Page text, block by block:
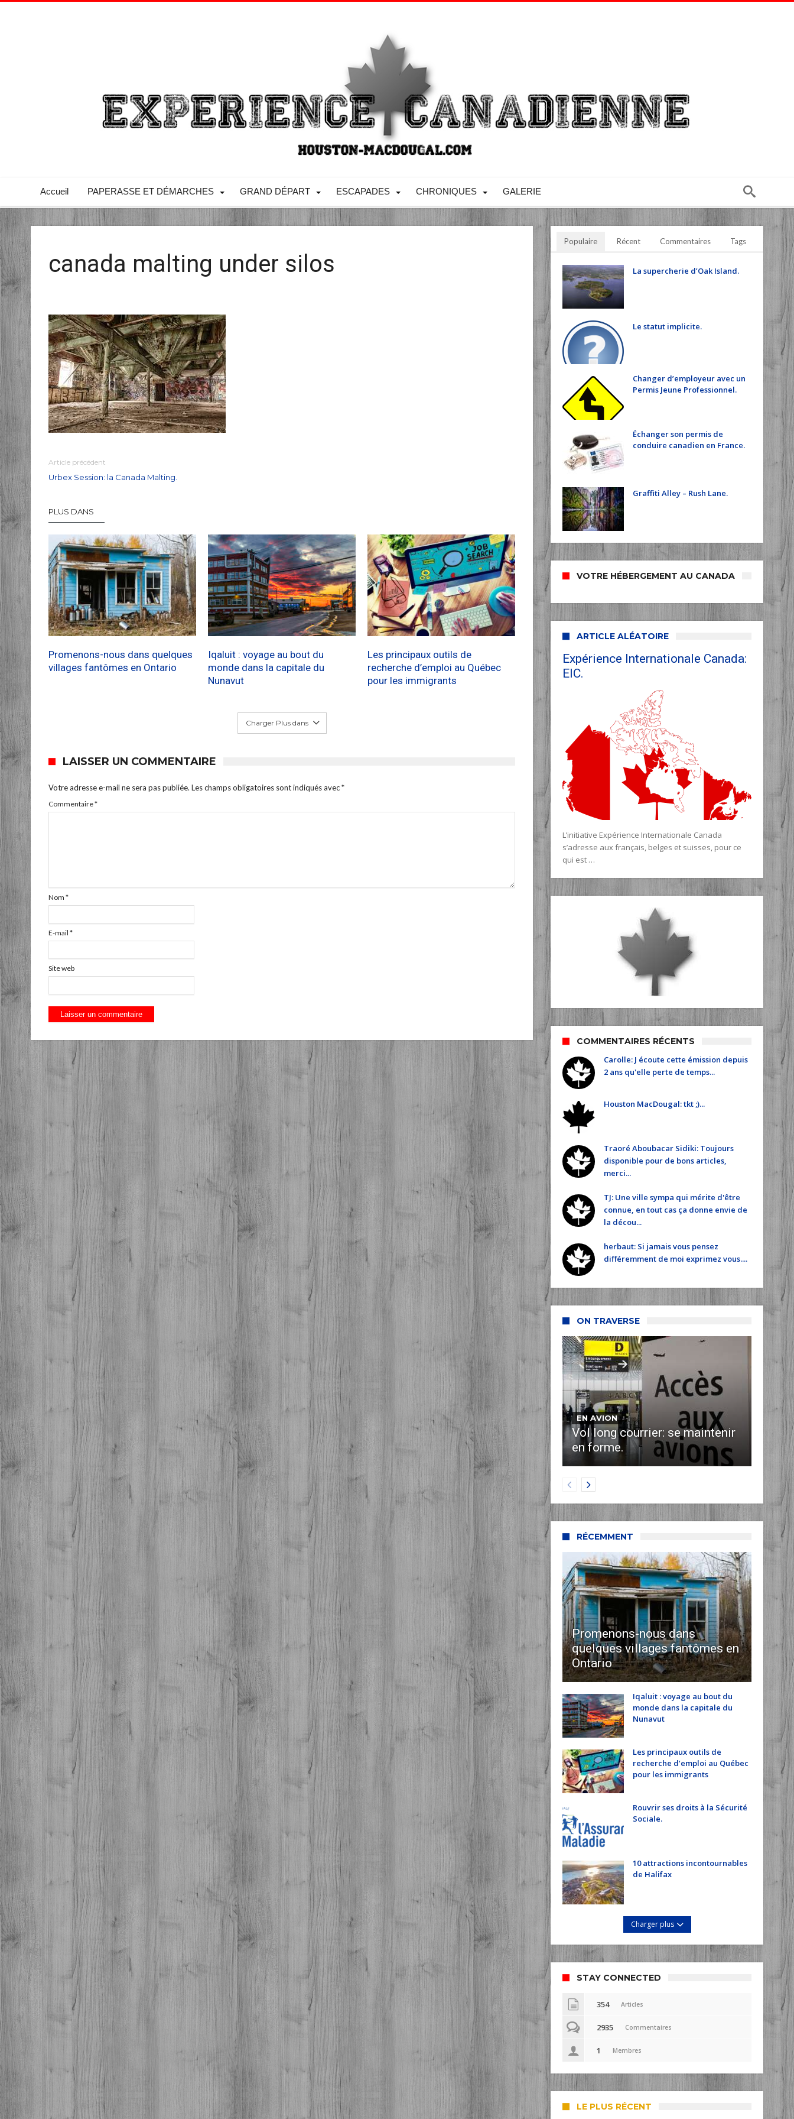
Accueil PAPERASSE ET DÉMARCHES GRAND DÉPART ESCAPADES CHRONIQUES GALERIE
canada malting under silos
Article précédent
Urbex Session: la Canada Malting.
PLUS DANS
Promenons-nous dans quelques
villages fantômes en Ontario
Iqaluit : voyage au bout du
monde dans la capitale du
Nunavut
Les principaux outils de
recherche d’emploi au Québec
pour les immigrants
Charger Plus dans
LAISSER UN COMMENTAIRE
Votre adresse e-mail ne sera pas publiée. Les champs obligatoires sont indiqués avec*
Commentaire*
Nom *
E-mail *
Site web
Populaire Récent Commentaires Tags
La supercherie d’Oak Island.
Le statut implicite.
Changer d’employeur avec un
Permis Jeune Professionnel.
Échanger son permis de
conduire canadien en France.
Graffiti Alley – Rush Lane.
VOTRE HÉBERGEMENT AU CANADA
ARTICLE ALÉATOIRE
Expérience Internationale Canada:
EIC.
L’initiative Expérience Internationale Canada
s’adresse aux français, belges et suisses, pour ce
qui est …
COMMENTAIRES RÉCENTS
Carolle: J écoute cette émission depuis
2 ans qu'elle perte de temps...
Houston MacDougal: tkt ;)...
Traoré Aboubacar Sidiki: Toujours
disponible pour de bons articles,
merci...
TJ: Une ville sympa qui mérite d'être
connue, en tout cas ça donne envie de
la décou...
herbaut: Si jamais vous pensez
différemment de moi exprimez vous....
ON TRAVERSE
EN AVION
Vol long courrier: se maintenir
en forme.
RÉCEMMENT
Promenons-nous dans
quelques villages fantômes en
Ontario
Iqaluit : voyage au bout du
monde dans la capitale du
Nunavut
Les principaux outils de
recherche d’emploi au Québec
pour les immigrants
Rouvrir ses droits à la Sécurité
Sociale.
10 attractions incontournables
de Halifax
Charger plus
STAY CONNECTED
354 Articles
2935 Commentaires
1 Membres
LE PLUS RÉCENT